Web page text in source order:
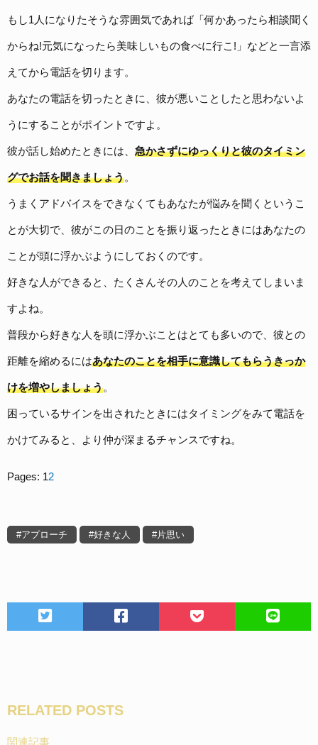
もし1人になりたそうな雰囲気であれば「何かあったら相談聞く
からね!元気になったら美味しいもの食べに行こ!」などと一言添
えてから電話を切ります。
あなたの電話を切ったときに、彼が悪いことしたと思わないよ
うにすることがポイントですよ。
彼が話し始めたときには、 急かさずにゆっくりと彼のタイミン
グでお話を聞きましょう。
うまくアドバイスをできなくてもあなたが悩みを聞くというこ
とが大切で、彼がこの日のことを振り返ったときにはあなたの
ことが頭に浮かぶようにしておくのです。
好きな人ができると、たくさんその人のことを考えてしまいま
すよね。
普段から好きな人を頭に浮かぶことはとても多いので、 彼との
距離を縮めるにはあなたのことを相手に意識してもらうきっか
けを増やしましょう。
困っているサインを出されたときにはタイミングをみて電話を
かけてみると、より仲が深まるチャンスですね。
Pages: 12
アプローチ 好きな人 片思い
RELATED POSTS
関連記事